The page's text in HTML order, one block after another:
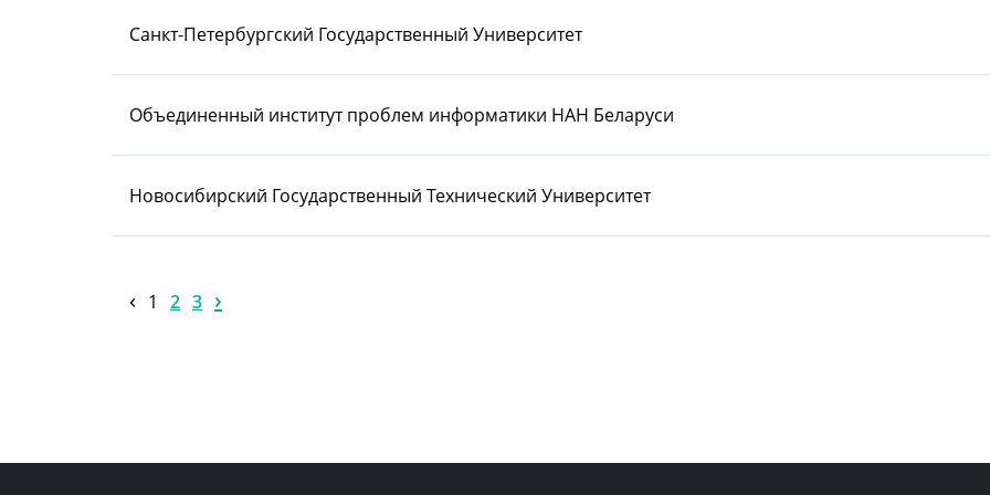
Санкт-Петербургский Государственный Университет
Объединенный институт проблем информатики НАН Беларуси
Новосибирский Государственный Технический Университет
‹ 1 2 3 ›